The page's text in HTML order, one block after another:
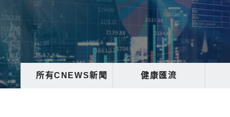
所有CNEWS新聞 健康匯流